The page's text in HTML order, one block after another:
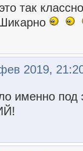
так
2019,
именно под